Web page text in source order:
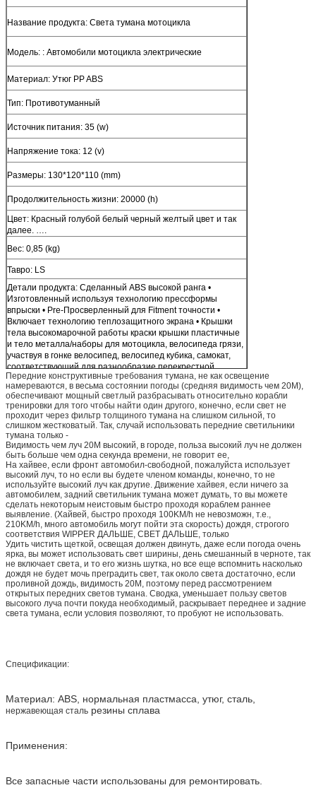
Название продукта: Света тумана мотоцикла
Модель: : Автомобили мотоцикла электрические
Материал: Утюг PP ABS
Тип: Противотуманный
Источник питания: 35 (w)
Напряжение тока: 12 (v)
Размеры: 130*120*110 (mm)
Продолжительность жизни: 20000 (h)
Цвет: Красный голубой белый черный желтый цвет и так
далее. ….
Вес: 0,85 (kg)
Тавро: LS
Детали продукта: Сделанный ABS высокой ранга •
Изготовленный используя технологию прессформы
впрыски • Pre-Просверленный для Fitment точности •
Включает технологию теплозащитного экрана • Крышки
тела высокомарочной работы краски крышки пластичные
и тело металла/наборы для мотоцикла, велосипеда грязи,
участвуя в гонке велосипед, велосипед кубика, самокат,
соответствующий для разнообразие перекрестной
задействуя пользы.
Передние конструктивные требования тумана, не как освещение
намереваются, в весьма состоянии погоды (средняя видимость чем 20M),
обеспечивают мощный светлый разбрасывать относительно корабли
тренировки для того чтобы найти один другого, конечно, если свет не
проходит через фильтр толщиного тумана на слишком сильной, то
слишком жестковатый. Так, случай использовать передние светильники
тумана только -
Видимость чем луч 20M высокий, в городе, польза высокий луч не должен
быть больше чем одна секунда времени, не говорит ее,
На хайвее, если фронт автомобил-свободной, пожалуйста использует
высокий луч, то но если вы будете членом команды, конечно, то не
используйте высокий луч как другие. Движение хайвея, если ничего за
автомобилем, задний светильник тумана может думать, то вы можете
сделать некоторым неистовым быстро проходя кораблем раннее
выявление. (Хайвей, быстро проходя 100KM/h не невозможн, т.е.,
210KM/h, много автомобиль могут пойти эта скорость) дождя, строгого
соответствия WIPPER ДАЛЬШЕ, СВЕТ ДАЛЬШЕ, только
Удить чистить щеткой, освещая должен двинуть, даже если погода очень
ярка, вы может использовать свет ширины, день смешанный в черноте, так
не включает света, и то его жизнь шутка, но все еще вспомнить насколько
дождя не будет мочь преградить свет, так около света достаточно, если
проливной дождь, видимость 20M, поэтому перед рассмотрением
открытых передних светов тумана. Сводка, уменьшает пользу светов
высокого луча почти покуда необходимый, раскрывает переднее и задние
света тумана, если условия позволяют, то пробуют не использовать.
Спецификации:
Материал: ABS, нормальная пластмасса, утюг, сталь,
нержавеющая сталь резины сплава
Применения:
Все запасные части использованы для ремонтировать.